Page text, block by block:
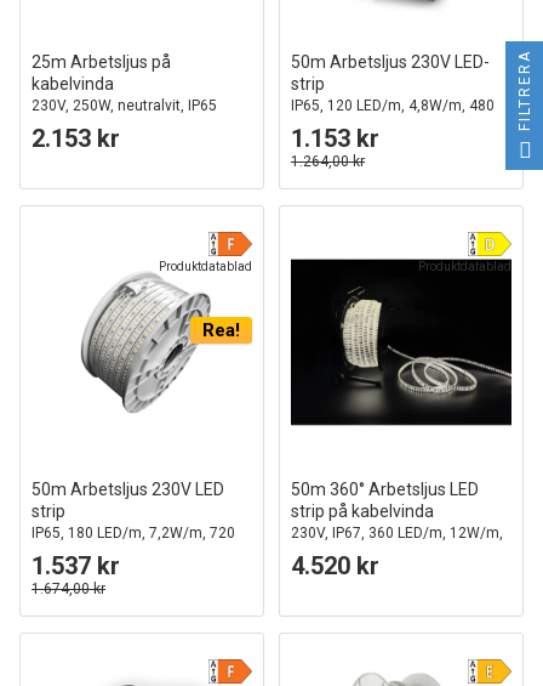
25m Arbetsljus på
kabelvinda
230V, 250W, neutralvit, IP65
2.153 kr
50m Arbetsljus 230V LED-
strip
IP65, 120 LED/m, 4,8W/m, 480
lm/m
1.153 kr
1.264,00 kr
Produktdatablad
Rea!
50m Arbetsljus 230V LED
strip
IP65, 180 LED/m, 7,2W/m, 720
lm/m
1.537 kr
1.674,00 kr
Produktdatablad
50m 360° Arbetsljus LED
strip på kabelvinda
230V, IP67, 360 LED/m, 12W/m,
1500 lm/m
4.520 kr
FILTRERA